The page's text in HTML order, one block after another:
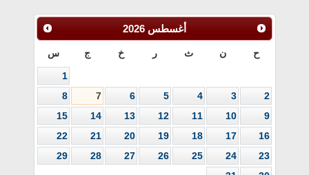
أغسطس 2026
ح ن ث ر خ ج س
1
2
3
4
5
6
7
8
9
10
11
12
13
14
15
16
17
18
19
20
21
22
23
24
25
26
27
28
29